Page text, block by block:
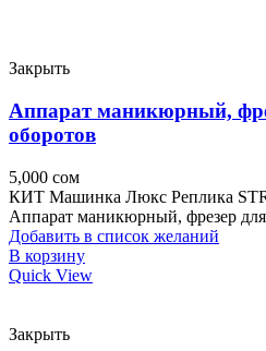
Закрыть
Аппарат маникюрный,
оборотов
5,000 сом
КИТ Машинка Люкс Реплика
Аппарат маникюрный, фрезер
Добавить в список желаний
В корзину
Quick View
Закрыть